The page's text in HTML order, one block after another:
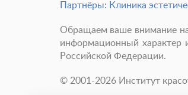
Партнёры: Клиника
Обращаем ваше внимание
информационный характер
Российской Федерации.
© 2001-2026Институт